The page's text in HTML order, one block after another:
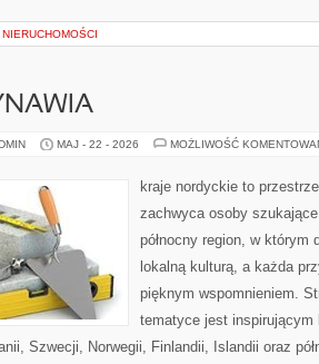
NIERUCHOMOŚCI
MAJ - 22 - 2026 MOŻLIWOŚĆ
kraje nordyckie to
zachwyca osoby
północny region, w
lokalną kulturą, a każda
pięknym wspomnieniem.
tematyce jest inspirującym
Szwecji, Norwegii, Finlandii, Islandii oraz